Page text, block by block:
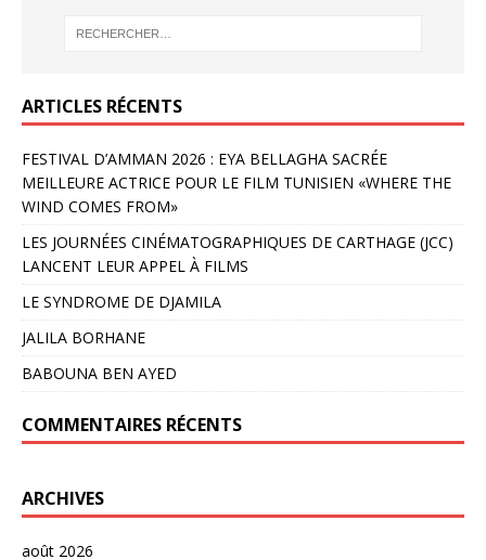
ARTICLES RÉCENTS
FESTIVAL D’AMMAN 2026 : EYA BELLAGHA SACRÉE
MEILLEURE ACTRICE POUR LE FILM TUNISIEN «WHERE THE
WIND COMES FROM»
LES JOURNÉES CINÉMATOGRAPHIQUES DE CARTHAGE (JCC)
LANCENT LEUR APPEL À FILMS
LE SYNDROME DE DJAMILA
JALILA BORHANE
BABOUNA BEN AYED
COMMENTAIRES RÉCENTS
ARCHIVES
août 2026